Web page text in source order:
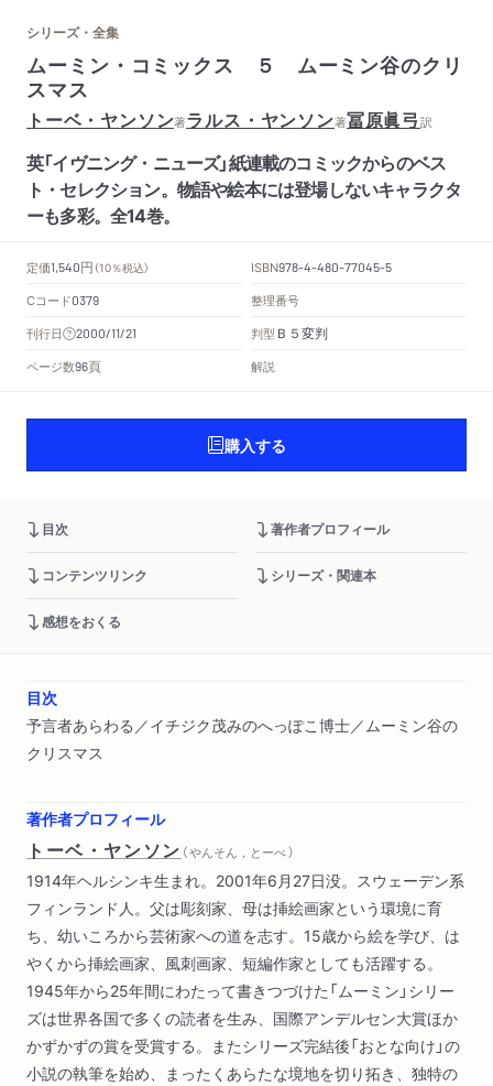
シリーズ・全集
ムーミン・コミックス ５ ムーミン谷のクリ
スマス
トーベ・ヤンソン著ラルス・ヤンソン著冨原眞弓訳
英「イヴニング・ニューズ」紙連載のコミックからのベス
ト・セレクション。物語や絵本には登場しないキャラクタ
ーも多彩。全14巻。
定価1,540円 （10％税込） ISBN978-4-480-77045-5
Cコード0379
整理番号
刊行日
2000/11/21 判型 Ｂ５変判
ページ数96頁 解説
購入する
目次 著作者プロフィール
コンテンツリンク シリーズ・関連本
感想をおくる
目次
予言者あらわる／イチジク茂みのへっぽこ博士／ムーミン谷の
クリスマス
著作者プロフィール
トーベ・ヤンソン （ やんそん，とーべ ）
1914年ヘルシンキ生まれ。2001年6月27日没。スウェーデン系
フィンランド人。父は彫刻家、母は挿絵画家という環境に育
ち、幼いころから芸術家への道を志す。15歳から絵を学び、は
やくから挿絵画家、風刺画家、短編作家としても活躍する。
1945年から25年間にわたって書きつづけた「ムーミン」シリー
ズは世界各国で多くの読者を生み、国際アンデルセン大賞ほか
かずかずの賞を受賞する。またシリーズ完結後「おとな向け」の
小説の執筆を始め、まったくあらたな境地を切り拓き、独特の